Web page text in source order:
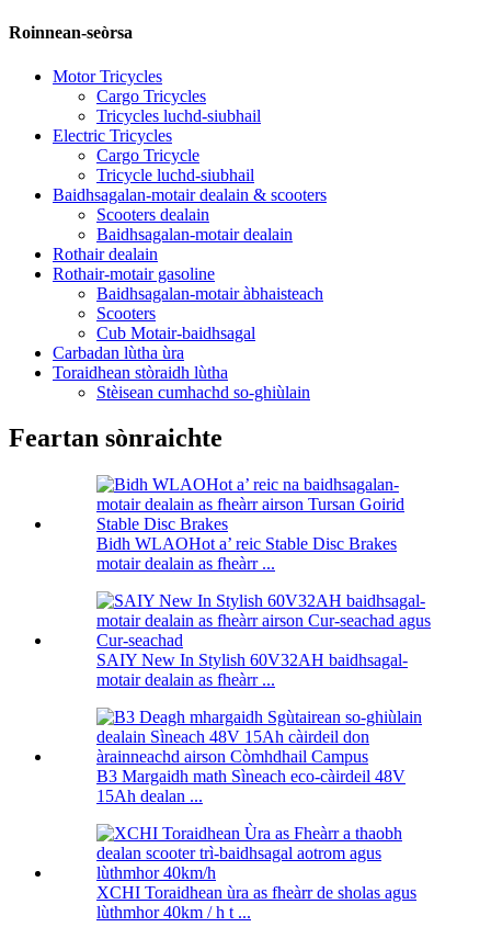
Roinnean-seòrsa
Motor Tricycles
Cargo Tricycles
Tricycles luchd-siubhail
Electric Tricycles
Cargo Tricycle
Tricycle luchd-siubhail
Baidhsagalan-motair dealain & scooters
Scooters dealain
Baidhsagalan-motair dealain
Rothair dealain
Rothair-motair gasoline
Baidhsagalan-motair àbhaisteach
Scooters
Cub Motair-baidhsagal
Carbadan lùtha ùra
Toraidhean stòraidh lùtha
Stèisean cumhachd so-ghiùlain
Feartan sònraichte
Bidh WLAOHot a’ reic Stable Disc Brakes
motair dealain as fheàrr ...
SAIY New In Stylish 60V32AH baidhsagal-
motair dealain as fheàrr ...
B3 Margaidh math Sìneach eco-càirdeil 48V
15Ah dealan ...
XCHI Toraidhean ùra as fheàrr de sholas agus
lùthmhor 40km / h t ...